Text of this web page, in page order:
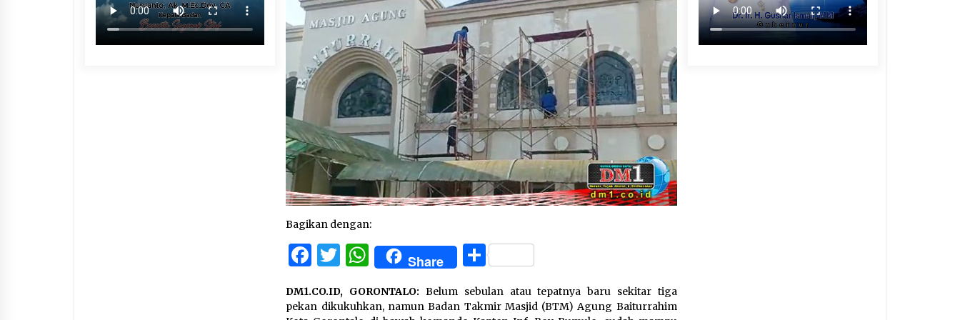
Bagikan dengan:
Facebook
Twitter
WhatsApp
Share Share
DM1.CO.ID, GORONTALO: Belum sebulan atau tepatnya baru sekitar tiga
pekan dikukuhkan, namun Badan Takmir Masjid (BTM) Agung Baiturrahim